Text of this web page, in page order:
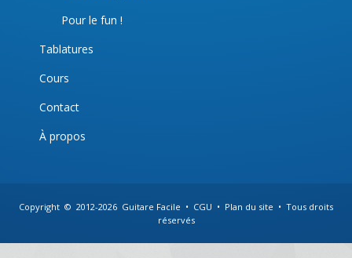
Pour le fun !
Tablatures
Cours
Contact
À propos
Copyright © 2012-2026 Guitare Facile • CGU • Plan du site • Tous droits
réservés